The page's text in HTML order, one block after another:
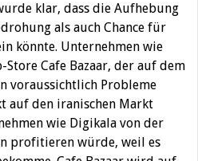
klar, dass die Aufhebung
als auch Chance für
könnte. Unternehmen wie
Cafe Bazaar, der auf dem
voraussichtlich Probleme
auf den iranischen Markt
wie Digikala von der
profitieren würde, weil es